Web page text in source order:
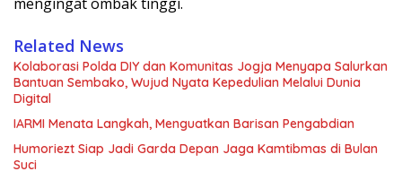
Related News
Kolaborasi Polda DIY dan Komunitas Jogja Menyapa Salurkan
Bantuan Sembako, Wujud Nyata Kepedulian Melalui Dunia
Digital
IARMI Menata Langkah, Menguatkan Barisan Pengabdian
Humoriezt Siap Jadi Garda Depan Jaga Kamtibmas di Bulan
Suci